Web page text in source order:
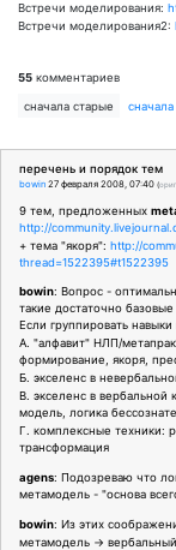
Встречи моделирования:
Встречи моделирования2:
55 комментариев
сначала старые
перечень и порядок тем
bowin 27 февраля 2008, 07:40 (
9 тем, предложенных
http://
+ тема "якоря": http://
thread=1522395#t1522395
bowin: Вопрос -
такие достаточно
Если группировать
А. "алфавит" НЛП/
формирование, якоря,
Б. экселенс в
В. экселенс в
модель, логика
Г. комплексные техники:
трансформация
agens: Подозреваю что
метамодель - "основа
bowin: Из этих
метамодель ->